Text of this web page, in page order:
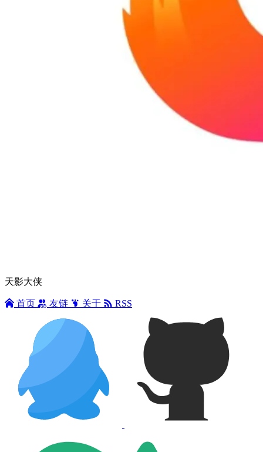
天影大侠
首页 友链 关于 RSS